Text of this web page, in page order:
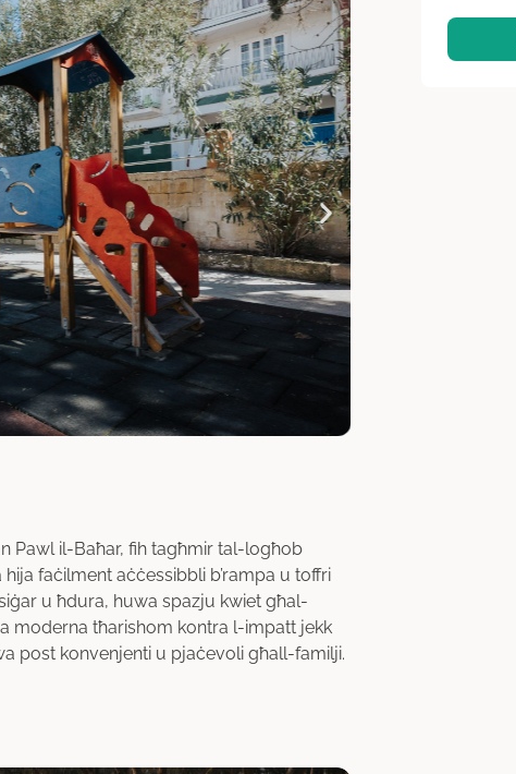
Pawl il-Baħar, fih tagħmir tal-logħob
faċilment aċċessibbli b’rampa u toffri
u ħdura, huwa spazju kwiet għal-
moderna tħarishom kontra l-impatt jekk
post konvenjenti u pjaċevoli għall-familji.